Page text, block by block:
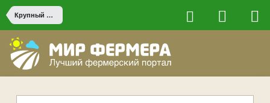
Крупный рогатый скот